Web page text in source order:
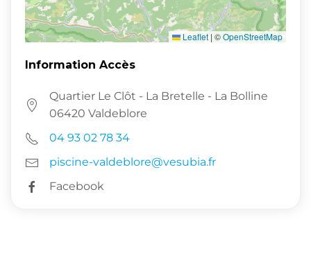
Leaflet | ©OpenStreetMap
Information Accès
Quartier Le Clôt - La Bretelle - La Bolline
06420 Valdeblore
04 93 02 78 34
piscine-valdeblore@vesubia.fr
Facebook